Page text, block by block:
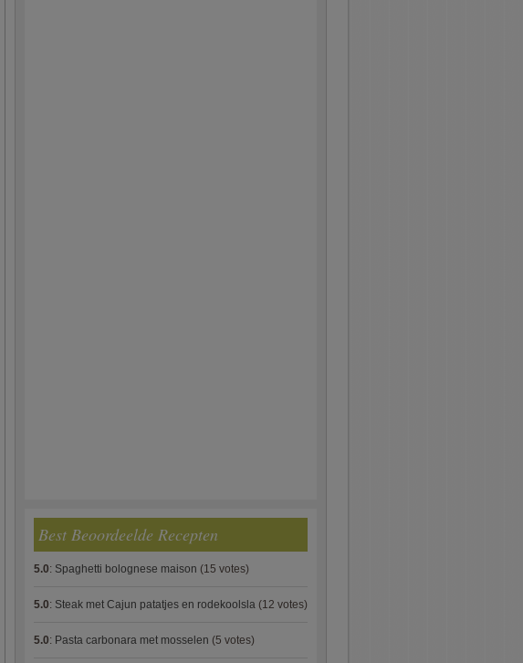
Best Beoordeelde Recepten
5.0: Spaghetti bolognese maison (15 votes)
5.0: Steak met Cajun patatjes en rodekoolsla (12 votes)
5.0: Pasta carbonara met mosselen (5 votes)